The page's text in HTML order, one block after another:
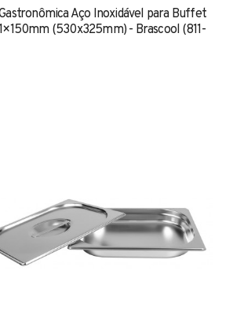
Aço Inoxidável para Buffet
(530x325mm) - Brascool (811-